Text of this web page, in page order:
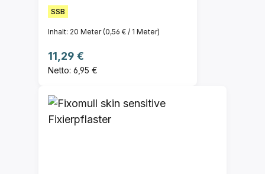
SSB
Inhalt: 20 Meter(0,56 € / 1 Meter)
Regulärer Preis:
11,29 €
Netto: 6,95 €